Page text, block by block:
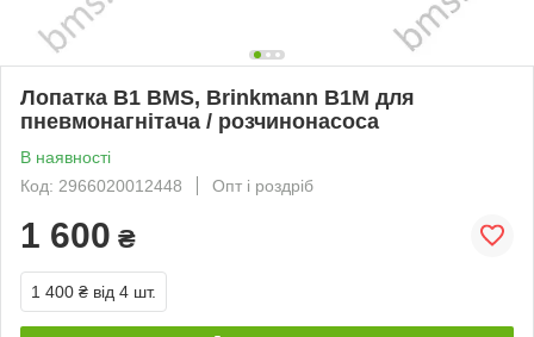
Лопатка B1 BMS, Brinkmann В1М для
пневмонагнітача / розчинонасоса
В наявності
Код: 2966020012448
Опт і роздріб
1 600 ₴
1 400 ₴ від 4 шт.